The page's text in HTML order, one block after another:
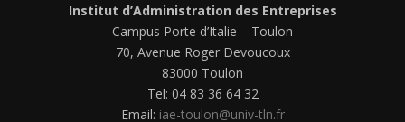
Institut d’Administration des Entreprises
Campus Porte d’Italie – Toulon
70, Avenue Roger Devoucoux
83000 Toulon
Tel: 04 83 36 64 32
Email: iae-toulon@univ-tln.fr